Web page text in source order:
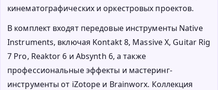
кинематографических и оркестровых проектов.
В комплект входят передовые инструменты Native
Instruments, включая Kontakt 8, Massive X, Guitar Rig
7 Pro, Reaktor 6 и Absynth 6, а также
профессиональные эффекты и мастеринг-
инструменты от iZotope и Brainworx. Коллекция